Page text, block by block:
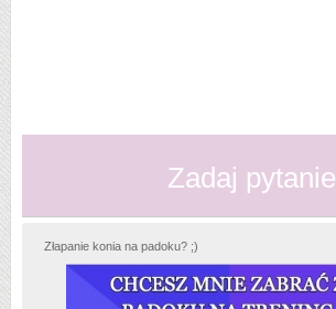
Zadaj pytanie
Złapanie konia na padoku? ;)